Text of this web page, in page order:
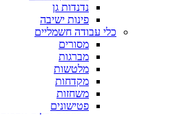
נדנדות גן
פינות ישיבה
כלי עבודה חשמליים
מסורים
מברגות
מלטשות
מקדחות
משחזות
פטישונים